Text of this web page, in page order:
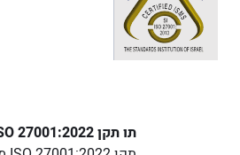
תו תקן ISO 27001:2022